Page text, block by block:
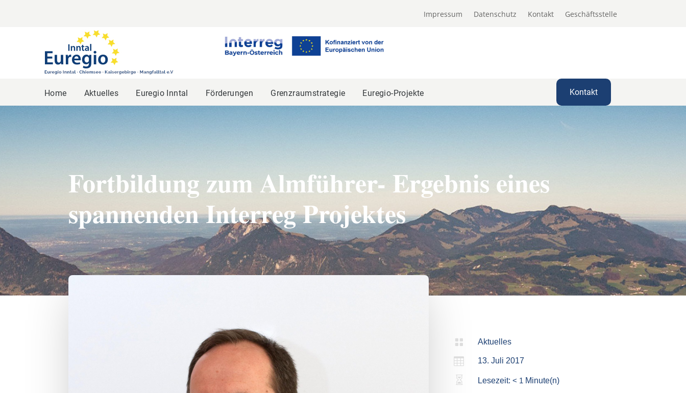
Impressum Datenschutz Kontakt Geschäftsstelle
Home Aktuelles Euregio Inntal Förderungen Grenzraumstrategie Euregio-Projekte Kontakt
Fortbildung zum Almführer- Ergebnis eines
spannenden Interreg Projektes
 Aktuelles
 13. Juli 2017
 Lesezeit:< 1 Minute(n)